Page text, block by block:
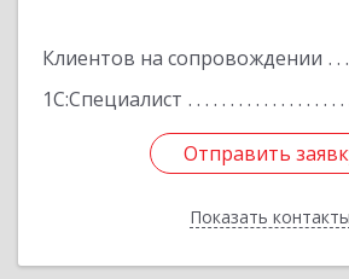
Клиентов на сопровождении
1С:Специалист
Отправить
Показать контакты
Отправить
Назад